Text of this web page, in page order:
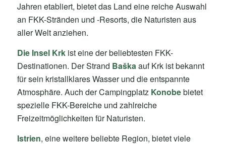
Jahren etabliert, bietet das Land eine reiche Auswahl
an FKK-Stränden und -Resorts, die Naturisten aus
aller Welt anziehen.
Die Insel Krkist eine der beliebtesten FKK-
Destinationen. Der Strand Baškaauf Krk ist bekannt
für sein kristallklares Wasser und die entspannte
Atmosphäre. Auch der Campingplatz Konobebietet
spezielle FKK-Bereiche und zahlreiche
Freizeitmöglichkeiten für Naturisten.
Istrien, eine weitere beliebte Region, bietet viele